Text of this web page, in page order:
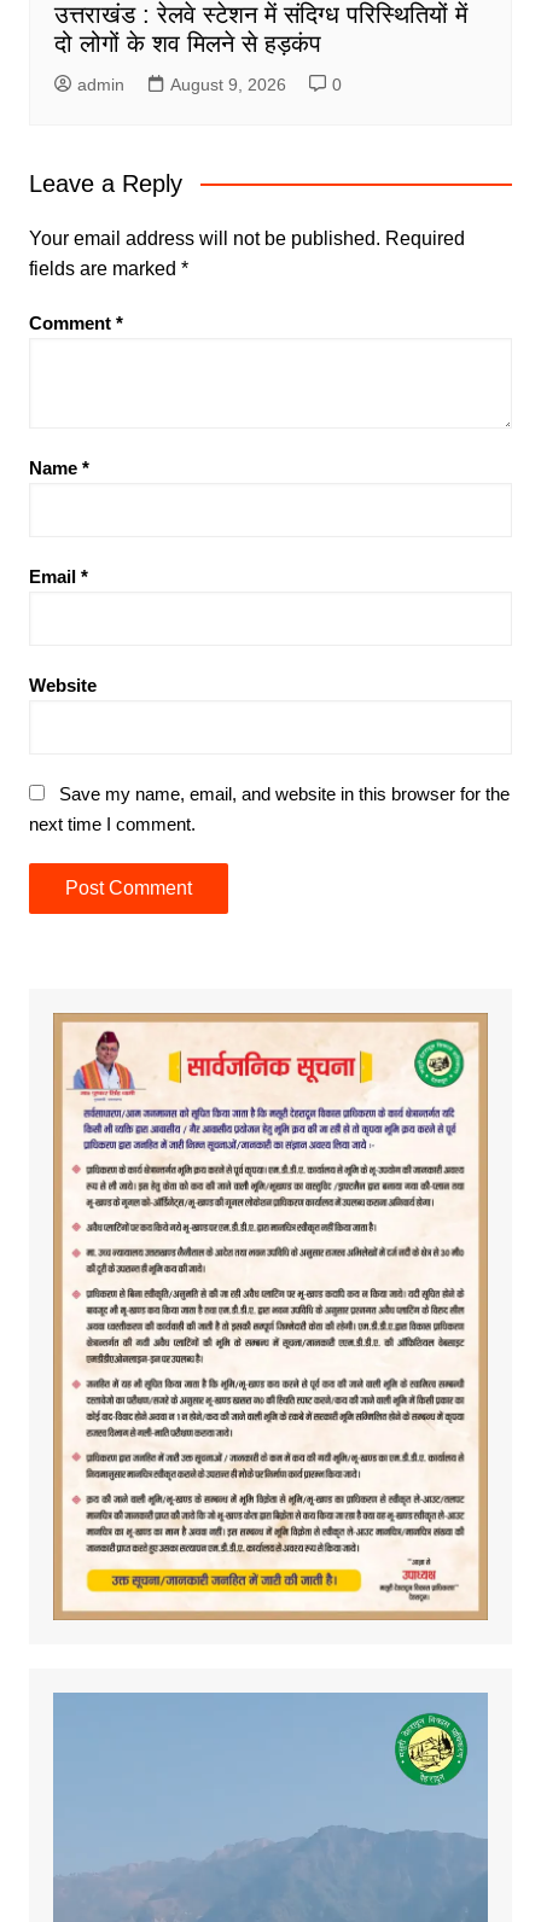
उत्तराखंड : रेलवे स्टेशन में संदिग्ध परिस्थितियों में
दो लोगों के शव मिलने से हड़कंप
admin August 9, 2026 0
Leave a Reply
Your email address will not be published. Required
fields are marked *
Comment *
Name *
Email *
Website
Save my name, email, and website in this browser for the
next time I comment.